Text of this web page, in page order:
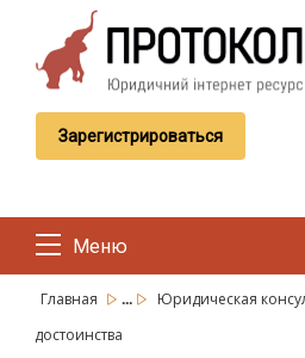
Зарегистрироваться
Меню
Главная ...
Юридическая
достоинства